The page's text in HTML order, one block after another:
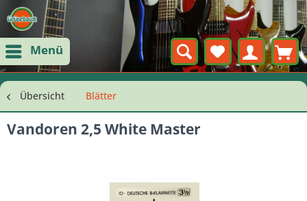
Menü
Übersicht Blätter
Vandoren 2,5 White Master